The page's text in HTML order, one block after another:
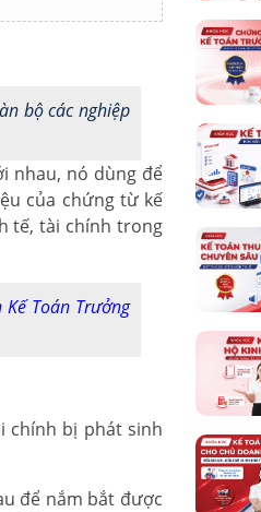
bộ các nghiệp
nhau, nó dùng để
của chứng từ kế
tế, tài chính trong
Kế Toán Trưởng
chính bị phát sinh
để nắm bắt được